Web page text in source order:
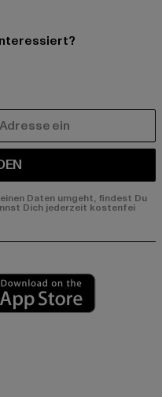
Daten umgeht, findest Du
Dich jederzeit kostenfei